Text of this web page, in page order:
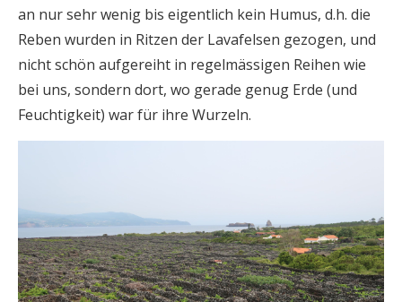
an nur sehr wenig bis eigentlich kein Humus, d.h. die
Reben wurden in Ritzen der Lavafelsen gezogen, und
nicht schön aufgereiht in regelmässigen Reihen wie
bei uns, sondern dort, wo gerade genug Erde (und
Feuchtigkeit) war für ihre Wurzeln.